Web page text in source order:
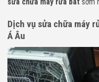
Dịch vụ sửa chữa máy
Á Âu